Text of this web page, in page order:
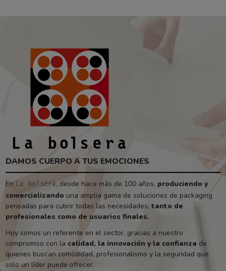
DAMOS CUERPO A TUS EMOCIONES
En La bolsera, desde hace más de 100 años, produciendo y
comercializando una amplia gama de soluciones de packaging
pensadas para cubrir todas las necesidades, tanto de
profesionales como de usuarios finales.
Hoy somos un referente en el sector, gracias a nuestro
compromiso con la calidad, la innovación y la confianza de
quienes buscan comodidad, profesionalismo y la seguridad que
solo un líder puede ofrecer.